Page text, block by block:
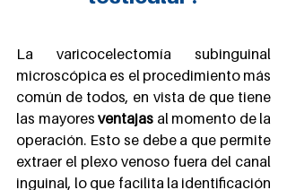
La varicocelectomía subinguinal
microscópica es el procedimiento más
común de todos, en vista de que tiene
las mayores ventajas al momento de la
operación. Esto se debe a que permite
extraer el plexo venoso fuera del canal
inguinal, lo que facilita la identificación